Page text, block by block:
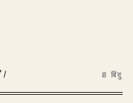
8 बिंदु